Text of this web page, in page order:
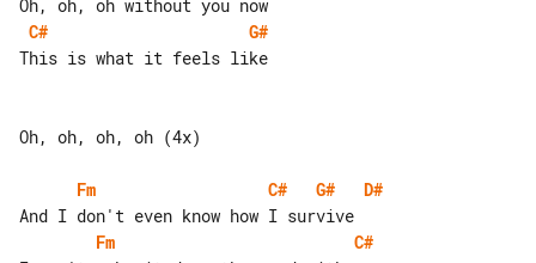
C#
G#
This is what it feels like
Oh, oh, oh, oh (4x)
Fm C# G#
D#
Fm
C#